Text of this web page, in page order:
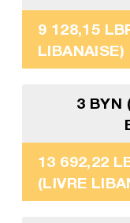
9 128,15
LIBANAISE)
3 BYN
13 692,22
(LIVRE